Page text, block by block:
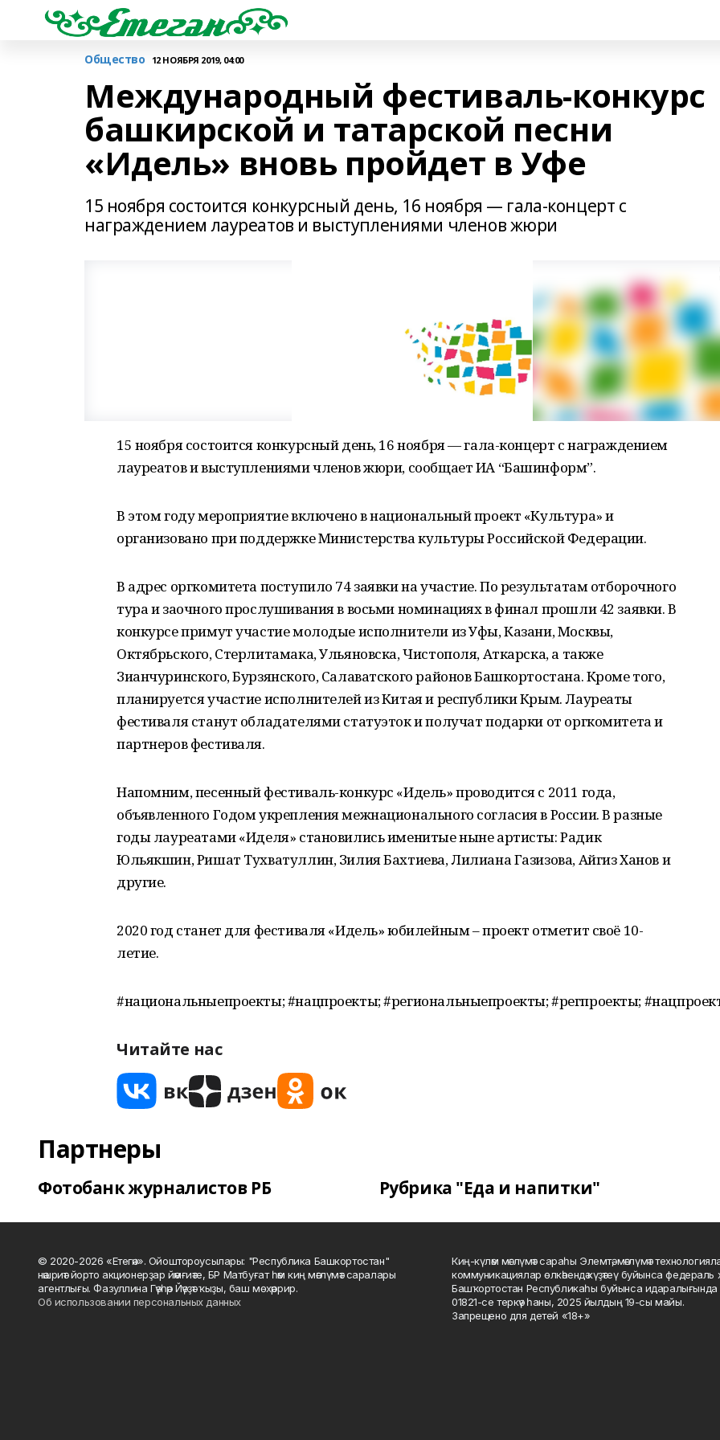
Общество 12 НОЯБРЯ 2019, 04:00
Международный фестиваль-конкурс
башкирской и татарской песни
«Идель» вновь пройдет в Уфе
15 ноября состоится конкурсный день, 16 ноября — гала-концерт с
награждением лауреатов и выступлениями членов жюри
15 ноября состоится конкурсный день, 16 ноября — гала-концерт с награждением
лауреатов и выступлениями членов жюри, сообщает ИА “Башинформ”.
В этом году мероприятие включено в национальный проект «Культура» и
организовано при поддержке Министерства культуры Российской Федерации.
В адрес оргкомитета поступило 74 заявки на участие. По результатам отборочного
тура и заочного прослушивания в восьми номинациях в финал прошли 42 заявки. В
конкурсе примут участие молодые исполнители из Уфы, Казани, Москвы,
Октябрьского, Стерлитамака, Ульяновска, Чистополя, Аткарска, а также
Зианчуринского, Бурзянского, Салаватского районов Башкортостана. Кроме того,
планируется участие исполнителей из Китая и республики Крым. Лауреаты
фестиваля станут обладателями статуэток и получат подарки от оргкомитета и
партнеров фестиваля.
Напомним, песенный фестиваль-конкурс «Идель» проводится с 2011 года,
объявленного Годом укрепления межнационального согласия в России. В разные
годы лауреатами «Иделя» становились именитые ныне артисты: Радик
Юльякшин, Ришат Тухватуллин, Зилия Бахтиева, Лилиана Газизова, Айгиз Ханов и
другие.
2020 год станет для фестиваля «Идель» юбилейным – проект отметит своё 10-
летие.
#национальныепроекты; #нацпроекты; #региональныепроекты; #регпроекты;
Читайте нас
Партнеры
Фотобанк журналистов РБ Рубрика "Еда и напитки"
© 2020-2026 «Етегән». Ойоштороусылары: "Республика Башкортостан"
нәшриәт йорто акционерҙар йәмғиәте, БР Матбуғат һәм киң мәғлүмәт саралары
агентлығы. Фазуллина Гәүһәр Йәүҙәт ҡыҙы, баш мөхәррир.
Об использовании персональных данных
Киң-күләм мәғлүмәт сараһы Элемтә, мәғлүмәт
коммуникациялар өлкәһендә күҙәтеү буйынса федераль
Башҡортостан Республикаһы буйынса идаралығында
01821-се теркәү һаны, 2025 йылдың 19-сы майы.
Запрещено для детей «18+»